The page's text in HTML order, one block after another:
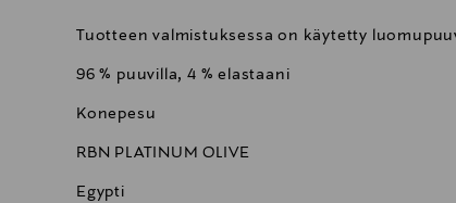
Tuotteen valmistuksessa on käytetty
96 % puuvilla, 4 % elastaani
Konepesu
RBN PLATINUM OLIVE
Egypti